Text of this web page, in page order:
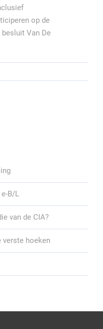
op de
besluit Van De
B/L
van de CIA?
verste hoeken